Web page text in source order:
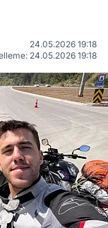
24.05.2026 19:18
24.05.2026 19:18